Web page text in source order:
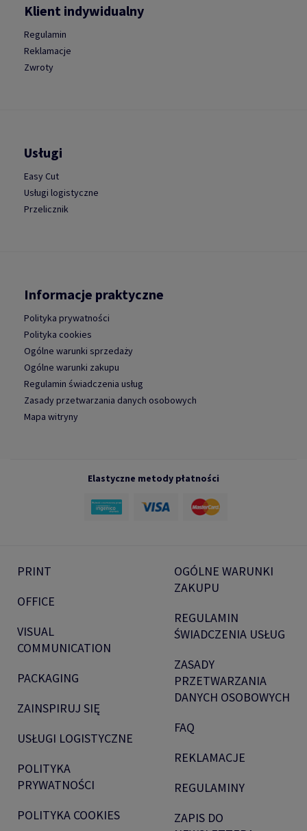
Klient indywidualny
Regulamin
Reklamacje
Zwroty
Usługi
Easy Cut
Usługi logistyczne
Przelicznik
Informacje praktyczne
Polityka prywatności
Polityka cookies
Ogólne warunki sprzedaży
Ogólne warunki zakupu
Regulamin świadczenia usług
Zasady przetwarzania danych osobowych
Mapa witryny
Elastyczne metody płatności
PRINT
OFFICE
VISUAL
COMMUNICATION
PACKAGING
ZAINSPIRUJ SIĘ
USŁUGI LOGISTYCZNE
POLITYKA
PRYWATNOŚCI
POLITYKA COOKIES
OGÓLNE WARUNKI
ZAKUPU
REGULAMIN
ŚWIADCZENIA USŁUG
ZASADY
PRZETWARZANIA
DANYCH OSOBOWYCH
FAQ
REKLAMACJE
REGULAMINY
ZAPIS DO